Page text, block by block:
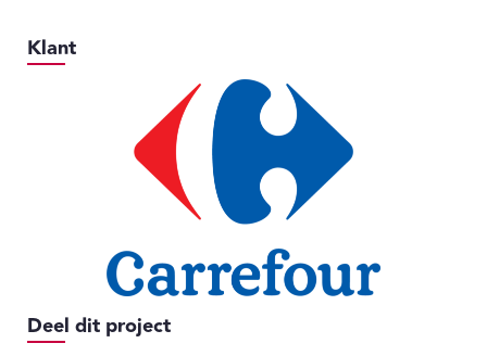
Klant
Deel dit project